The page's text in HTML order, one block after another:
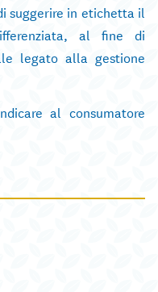
suggerire in etichetta il
al fine di
legato alla gestione
al consumatore